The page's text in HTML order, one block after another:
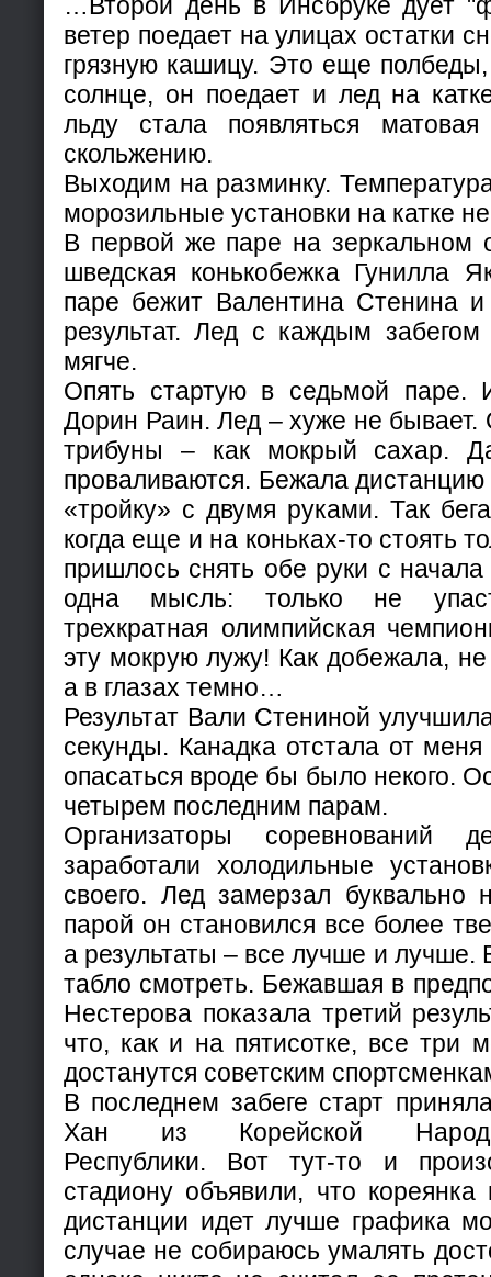
ветер поедает на улицах остатки
грязную кашицу. Это еще
солнце, он поедает и лед на
льду стала появляться
скольжению.
Выходим на разминку.
морозильные установки на катке
В первой же паре на зеркальном
шведская конькобежка Гунилла
паре бежит Валентина Стенина
результат. Лед с каждым
мягче.
Опять стартую в седьмой паре.
Дорин Раин. Лед – хуже не бывает.
трибуны – как мокрый сахар.
проваливаются. Бежала дистанцию
«тройку» с двумя руками. Так
когда еще и на коньках-то стоять
пришлось снять обе руки с
одна мысль: только не
трехкратная олимпийская
эту мокрую лужу! Как добежала,
а в глазах темно…
Результат Вали Стениной
секунды. Канадка отстала от
опасаться вроде бы было некого.
четырем последним парам.
Организаторы соревнований
заработали холодильные
своего. Лед замерзал буквально
парой он становился все более
а результаты – все лучше и
табло смотреть. Бежавшая в
Нестерова показала третий
что, как и на пятисотке, все три
достанутся советским
В последнем забеге старт
Хан из Корейской Народно-
Республики. Вот тут-то и
стадиону объявили, что
дистанции идет лучше графика
случае не собираюсь умалять